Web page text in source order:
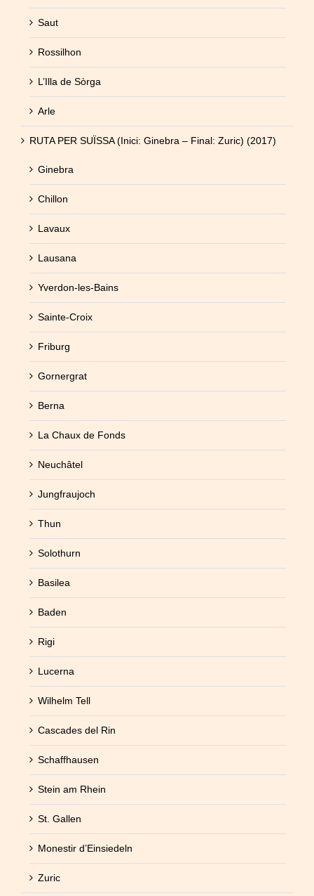
Saut
Rossilhon
L’Illa de Sòrga
Arle
RUTA PER SUÏSSA (Inici: Ginebra – Final: Zuric) (2017)
Ginebra
Chillon
Lavaux
Lausana
Yverdon-les-Bains
Sainte-Croix
Friburg
Gornergrat
Berna
La Chaux de Fonds
Neuchâtel
Jungfraujoch
Thun
Solothurn
Basilea
Baden
Rigi
Lucerna
Wilhelm Tell
Cascades del Rin
Schaffhausen
Stein am Rhein
St. Gallen
Monestir d’Einsiedeln
Zuric